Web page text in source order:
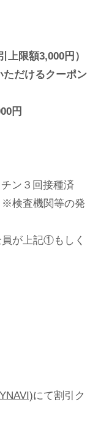
上限額3,000円）
ただけるクーポン
円
ン３回接種済
査機関等の発
上記①もしく
にて割引ク